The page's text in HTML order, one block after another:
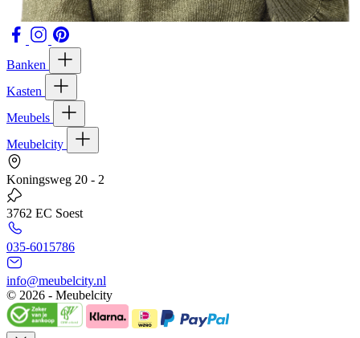
Banken
Kasten
Meubels
Meubelcity
Koningsweg 20 - 2
3762 EC Soest
035-6015786
info@meubelcity.nl
© 2026 - Meubelcity